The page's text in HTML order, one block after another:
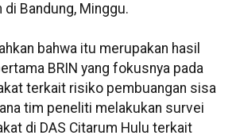
Bandung, Minggu.
bahwa itu merupakan hasil
BRIN yang fokusnya pada
terkait risiko pembuangan sisa
tim peneliti melakukan survei
di DAS Citarum Hulu terkait